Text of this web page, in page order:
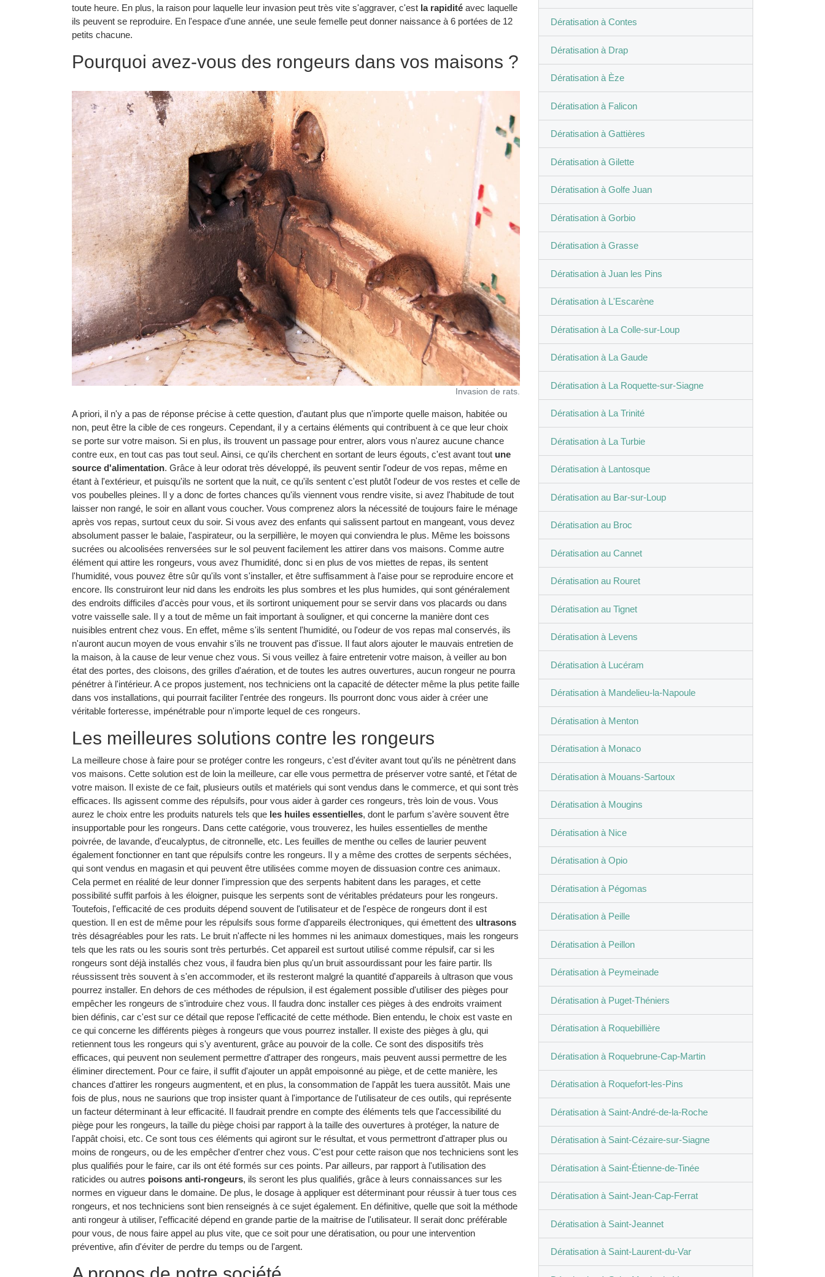
toute heure. En plus, la raison pour laquelle leur invasion peut très vite s'aggraver, c'est la rapidité avec laquelle
ils peuvent se reproduire. En l'espace d'une année, une seule femelle peut donner naissance à 6 portées de 12
petits chacune.
Pourquoi avez-vous des rongeurs dans vos maisons ?
Invasion de rats.
A priori, il n'y a pas de réponse précise à cette question, d'autant plus que n'importe quelle maison, habitée ou
non, peut être la cible de ces rongeurs. Cependant, il y a certains éléments qui contribuent à ce que leur choix
se porte sur votre maison. Si en plus, ils trouvent un passage pour entrer, alors vous n'aurez aucune chance
contre eux, en tout cas pas tout seul. Ainsi, ce qu'ils cherchent en sortant de leurs égouts, c'est avant tout une
source d'alimentation. Grâce à leur odorat très développé, ils peuvent sentir l'odeur de vos repas, même en
étant à l'extérieur, et puisqu'ils ne sortent que la nuit, ce qu'ils sentent c'est plutôt l'odeur de vos restes et celle de
vos poubelles pleines. Il y a donc de fortes chances qu'ils viennent vous rendre visite, si avez l'habitude de tout
laisser non rangé, le soir en allant vous coucher. Vous comprenez alors la nécessité de toujours faire le ménage
après vos repas, surtout ceux du soir. Si vous avez des enfants qui salissent partout en mangeant, vous devez
absolument passer le balaie, l'aspirateur, ou la serpillière, le moyen qui conviendra le plus. Même les boissons
sucrées ou alcoolisées renversées sur le sol peuvent facilement les attirer dans vos maisons. Comme autre
élément qui attire les rongeurs, vous avez l'humidité, donc si en plus de vos miettes de repas, ils sentent
l'humidité, vous pouvez être sûr qu'ils vont s'installer, et être suffisamment à l'aise pour se reproduire encore et
encore. Ils construiront leur nid dans les endroits les plus sombres et les plus humides, qui sont généralement
des endroits difficiles d'accès pour vous, et ils sortiront uniquement pour se servir dans vos placards ou dans
votre vaisselle sale. Il y a tout de même un fait important à souligner, et qui concerne la manière dont ces
nuisibles entrent chez vous. En effet, même s'ils sentent l'humidité, ou l'odeur de vos repas mal conservés, ils
n'auront aucun moyen de vous envahir s'ils ne trouvent pas d'issue. Il faut alors ajouter le mauvais entretien de
la maison, à la cause de leur venue chez vous. Si vous veillez à faire entretenir votre maison, à veiller au bon
état des portes, des cloisons, des grilles d'aération, et de toutes les autres ouvertures, aucun rongeur ne pourra
pénétrer à l'intérieur. A ce propos justement, nos techniciens ont la capacité de détecter même la plus petite faille
dans vos installations, qui pourrait faciliter l'entrée des rongeurs. Ils pourront donc vous aider à créer une
véritable forteresse, impénétrable pour n'importe lequel de ces rongeurs.
Les meilleures solutions contre les rongeurs
La meilleure chose à faire pour se protéger contre les rongeurs, c'est d'éviter avant tout qu'ils ne pénètrent dans
vos maisons. Cette solution est de loin la meilleure, car elle vous permettra de préserver votre santé, et l'état de
votre maison. Il existe de ce fait, plusieurs outils et matériels qui sont vendus dans le commerce, et qui sont très
efficaces. Ils agissent comme des répulsifs, pour vous aider à garder ces rongeurs, très loin de vous. Vous
aurez le choix entre les produits naturels tels que les huiles essentielles, dont le parfum s'avère souvent être
insupportable pour les rongeurs. Dans cette catégorie, vous trouverez, les huiles essentielles de menthe
poivrée, de lavande, d'eucalyptus, de citronnelle, etc. Les feuilles de menthe ou celles de laurier peuvent
également fonctionner en tant que répulsifs contre les rongeurs. Il y a même des crottes de serpents séchées,
qui sont vendus en magasin et qui peuvent être utilisées comme moyen de dissuasion contre ces animaux.
Cela permet en réalité de leur donner l'impression que des serpents habitent dans les parages, et cette
possibilité suffit parfois à les éloigner, puisque les serpents sont de véritables prédateurs pour les rongeurs.
Toutefois, l'efficacité de ces produits dépend souvent de l'utilisateur et de l'espèce de rongeurs dont il est
question. Il en est de même pour les répulsifs sous forme d'appareils électroniques, qui émettent des ultrasons
très désagréables pour les rats. Le bruit n'affecte ni les hommes ni les animaux domestiques, mais les rongeurs
tels que les rats ou les souris sont très perturbés. Cet appareil est surtout utilisé comme répulsif, car si les
rongeurs sont déjà installés chez vous, il faudra bien plus qu'un bruit assourdissant pour les faire partir. Ils
réussissent très souvent à s'en accommoder, et ils resteront malgré la quantité d'appareils à ultrason que vous
pourrez installer. En dehors de ces méthodes de répulsion, il est également possible d'utiliser des pièges pour
empêcher les rongeurs de s'introduire chez vous. Il faudra donc installer ces pièges à des endroits vraiment
bien définis, car c'est sur ce détail que repose l'efficacité de cette méthode. Bien entendu, le choix est vaste en
ce qui concerne les différents pièges à rongeurs que vous pourrez installer. Il existe des pièges à glu, qui
retiennent tous les rongeurs qui s'y aventurent, grâce au pouvoir de la colle. Ce sont des dispositifs très
efficaces, qui peuvent non seulement permettre d'attraper des rongeurs, mais peuvent aussi permettre de les
éliminer directement. Pour ce faire, il suffit d'ajouter un appât empoisonné au piège, et de cette manière, les
chances d'attirer les rongeurs augmentent, et en plus, la consommation de l'appât les tuera aussitôt. Mais une
fois de plus, nous ne saurions que trop insister quant à l'importance de l'utilisateur de ces outils, qui représente
un facteur déterminant à leur efficacité. Il faudrait prendre en compte des éléments tels que l'accessibilité du
piège pour les rongeurs, la taille du piège choisi par rapport à la taille des ouvertures à protéger, la nature de
l'appât choisi, etc. Ce sont tous ces éléments qui agiront sur le résultat, et vous permettront d'attraper plus ou
moins de rongeurs, ou de les empêcher d'entrer chez vous. C'est pour cette raison que nos techniciens sont les
plus qualifiés pour le faire, car ils ont été formés sur ces points. Par ailleurs, par rapport à l'utilisation des
raticides ou autres poisons anti-rongeurs, ils seront les plus qualifiés, grâce à leurs connaissances sur les
normes en vigueur dans le domaine. De plus, le dosage à appliquer est déterminant pour réussir à tuer tous ces
rongeurs, et nos techniciens sont bien renseignés à ce sujet également. En définitive, quelle que soit la méthode
anti rongeur à utiliser, l'efficacité dépend en grande partie de la maitrise de l'utilisateur. Il serait donc préférable
pour vous, de nous faire appel au plus vite, que ce soit pour une dératisation, ou pour une intervention
préventive, afin d'éviter de perdre du temps ou de l'argent.
Dératisation à Contes
Dératisation à Drap
Dératisation à Èze
Dératisation à Falicon
Dératisation à Gattières
Dératisation à Gilette
Dératisation à Golfe Juan
Dératisation à Gorbio
Dératisation à Grasse
Dératisation à Juan les Pins
Dératisation à L'Escarène
Dératisation à La Colle-sur-Loup
Dératisation à La Gaude
Dératisation à La Roquette-sur-Siagne
Dératisation à La Trinité
Dératisation à La Turbie
Dératisation à Lantosque
Dératisation au Bar-sur-Loup
Dératisation au Broc
Dératisation au Cannet
Dératisation au Rouret
Dératisation au Tignet
Dératisation à Levens
Dératisation à Lucéram
Dératisation à Mandelieu-la-Napoule
Dératisation à Menton
Dératisation à Monaco
Dératisation à Mouans-Sartoux
Dératisation à Mougins
Dératisation à Nice
Dératisation à Opio
Dératisation à Pégomas
Dératisation à Peille
Dératisation à Peillon
Dératisation à Peymeinade
Dératisation à Puget-Théniers
Dératisation à Roquebillière
Dératisation à Roquebrune-Cap-Martin
Dératisation à Roquefort-les-Pins
Dératisation à Saint-André-de-la-Roche
Dératisation à Saint-Cézaire-sur-Siagne
Dératisation à Saint-Étienne-de-Tinée
Dératisation à Saint-Jean-Cap-Ferrat
Dératisation à Saint-Jeannet
Dératisation à Saint-Laurent-du-Var